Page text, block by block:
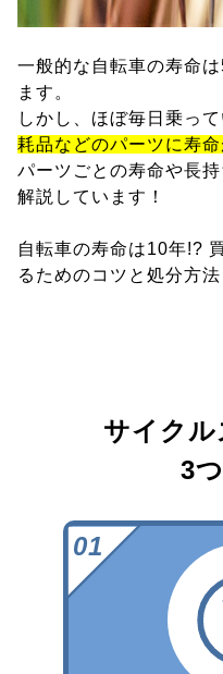
一般的な自転車の寿命
ます。
しかし、ほぼ毎日乗っ
耗品などのパーツに寿命
パーツごとの寿命や長
解説しています！
自転車の寿命は10年!?
るためのコツと処分方法
サイクル
3